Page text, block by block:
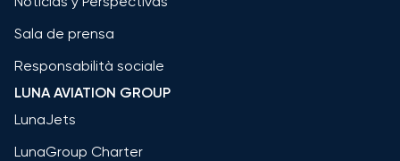
Sala de prensa
Responsabilità sociale
LUNA AVIATION GROUP
LunaJets
LunaGroup Charter